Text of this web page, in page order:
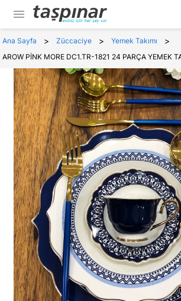
menu
Ana Sayfa > Züccaciye > Yemek Takımı >
AROW PİNK MORE DC1.TR-1821 24 PARÇA YEMEK